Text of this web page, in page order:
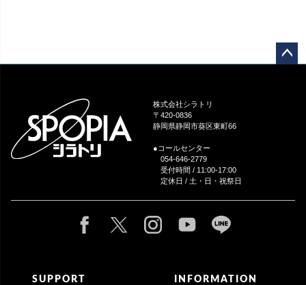
株式会社シラトリ
〒420-0836
静岡県静岡市葵区東町66
●コールセンター
054-646-2779
受付時間 / 11:00-17:00
定休日 / 土・日・祝祭日
SUPPORT INFORMATION